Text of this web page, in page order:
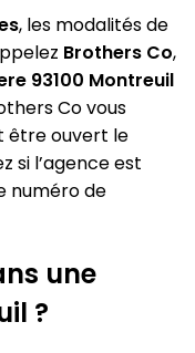
, les modalités de
Brothers Co,
93100 Montreuil
Co vous
être ouvert le
si l’agence est
numéro de
une
?